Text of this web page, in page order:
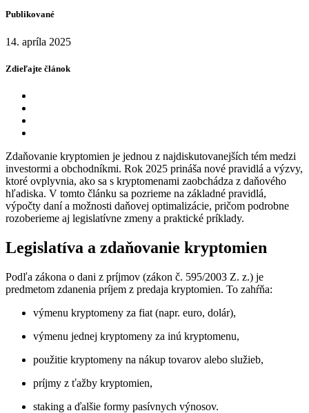
Publikované
14. apríla 2025
Zdieľajte článok
Zdaňovanie kryptomien je jednou z najdiskutovanejších tém medzi
investormi a obchodníkmi. Rok 2025 prináša nové pravidlá a výzvy,
ktoré ovplyvnia, ako sa s kryptomenami zaobchádza z daňového
hľadiska. V tomto článku sa pozrieme na základné pravidlá,
výpočty daní a možnosti daňovej optimalizácie, pričom podrobne
rozoberieme aj legislatívne zmeny a praktické príklady.
Legislatíva a zdaňovanie kryptomien
Podľa zákona o dani z príjmov (zákon č. 595/2003 Z. z.) je
predmetom zdanenia príjem z predaja kryptomien. To zahŕňa:
výmenu kryptomeny za fiat (napr. euro, dolár),
výmenu jednej kryptomeny za inú kryptomenu,
použitie kryptomeny na nákup tovarov alebo služieb,
príjmy z ťažby kryptomien,
staking a ďalšie formy pasívnych výnosov.